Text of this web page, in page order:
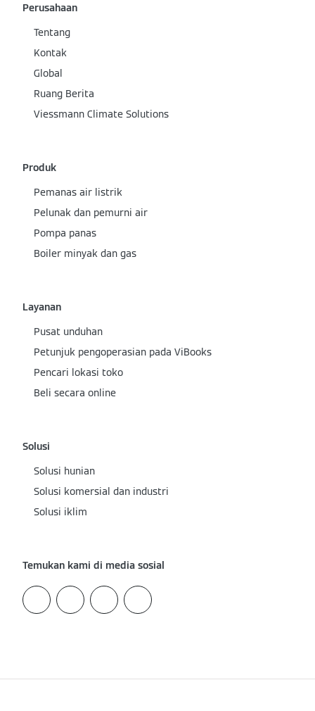
Perusahaan
Tentang
Kontak
Global
Ruang Berita
Viessmann Climate Solutions
Produk
Pemanas air listrik
Pelunak dan pemurni air
Pompa panas
Boiler minyak dan gas
Layanan
Pusat unduhan
Petunjuk pengoperasian pada ViBooks
Pencari lokasi toko
Beli secara online
Solusi
Solusi hunian
Solusi komersial dan industri
Solusi iklim
Temukan kami di media sosial